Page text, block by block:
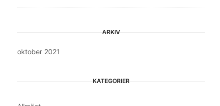
ARKIV
oktober 2021
KATEGORIER